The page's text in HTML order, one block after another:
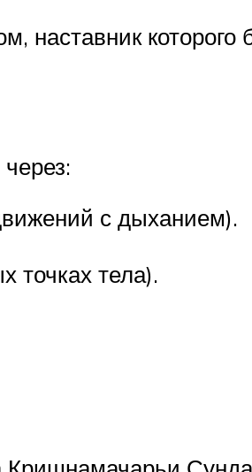
наставник
с дыханием).
точках тела).